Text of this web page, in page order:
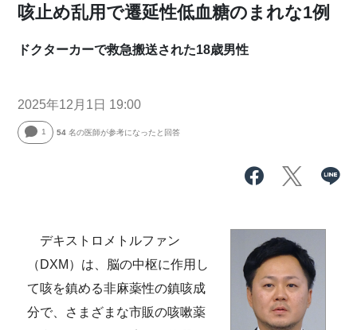
咳止め乱用で遷延性低血糖のまれな1例
ドクターカーで救急搬送された18歳男性
2025年12月1日 19:00
1 54 名の医師が参考になったと回答
デキストロメトルファン
（DXM）は、脳の中枢に作用し
て咳を鎮める非麻薬性の鎮咳成
分で、さまざまな市販の咳嗽薬